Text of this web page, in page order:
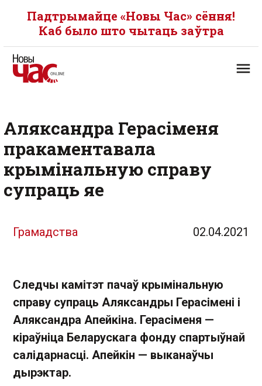
Падтрымайце «Новы Час» сёння!
Каб было што чытаць заўтра
Аляксандра Герасіменя
пракаментавала
крымінальную справу
супраць яе
Грамадства 02.04.2021
Следчы камітэт пачаў крымінальную
справу супраць Аляксандры Герасімені і
Аляксандра Апейкіна. Герасіменя —
кіраўніца Беларускага фонду спартыўнай
салідарнасці. Апейкін — выканаўчы
дырэктар.